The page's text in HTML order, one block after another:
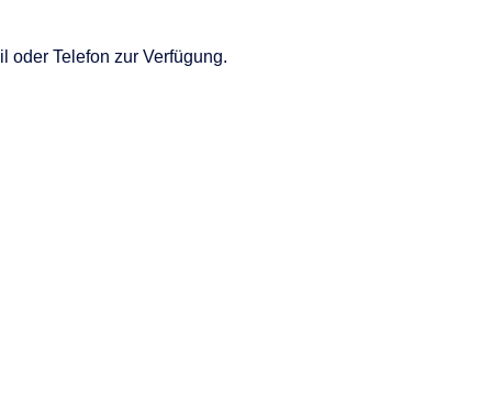
oder Telefon zur Verfügung.